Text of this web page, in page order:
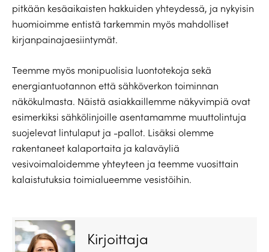
pitkään kesäaikaisten hakkuiden yhteydessä, ja nykyisin
huomioimme entistä tarkemmin myös mahdolliset
kirjanpainajaesiintymät.
Teemme myös monipuolisia luontotekoja sekä
energiantuotannon että sähköverkon toiminnan
näkökulmasta. Näistä asiakkaillemme näkyvimpiä ovat
esimerkiksi sähkölinjoille asentamamme muuttolintuja
suojelevat lintulaput ja -pallot. Lisäksi olemme
rakentaneet kalaportaita ja kalaväyliä
vesivoimaloidemme yhteyteen ja teemme vuosittain
kalaistutuksia toimialueemme vesistöihin.
Kirjoittaja